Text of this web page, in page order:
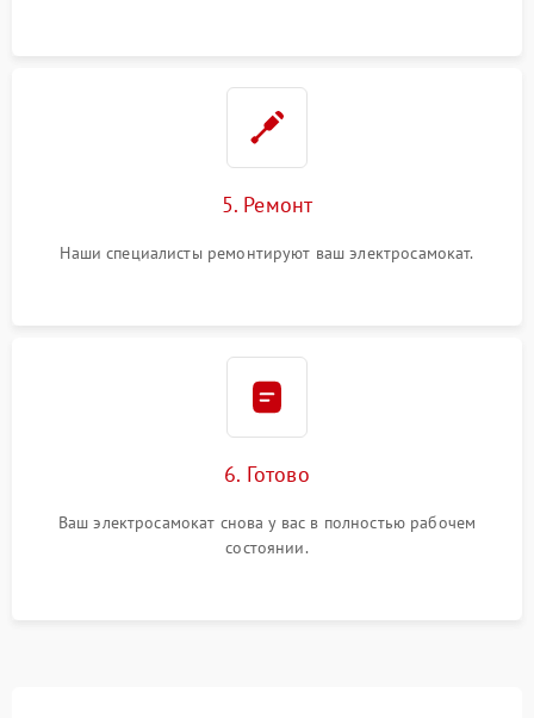
5. Ремонт
Наши специалисты ремонтируют ваш электросамокат.
6. Готово
Ваш электросамокат снова у вас в полностью рабочем
состоянии.